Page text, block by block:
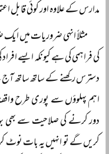
مدارس کے علاوہ اور کوئی قابل
مثلاً انہی ضروریات میں
کی فراہمی کی ہے کیونکہ ایسے
دسترس رکھنے کے ساتھ ساتھ
اہم پہلوؤں سے پوری طرح
دور کرنے کی صلاحیت سے بھی
کریں گے تو انہیں یہ بات نوٹ کر